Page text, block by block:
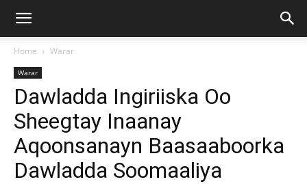
Home Warar
Warar
Dawladda Ingiriiska Oo
Sheegtay Inaanay
Aqoonsanayn Baasaaboorka
Dawladda Soomaaliya